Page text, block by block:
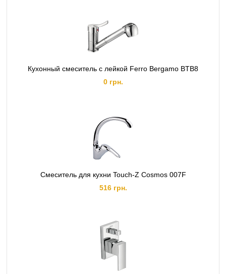
Кухонный смеситель с лейкой Ferro Bergamo BTB8
0 грн.
Смеситель для кухни Touch-Z Cosmos 007F
516 грн.